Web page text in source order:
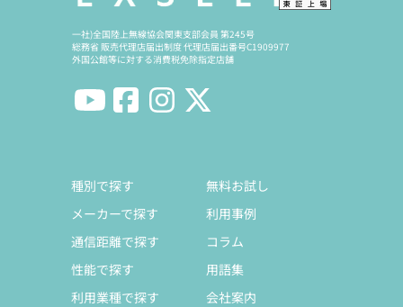
一社)全国陸上無線協会関東支部会員 第245号
総務省 販売代理店届出制度 代理店届出番号C1909977
外国公館等に対する消費税免除指定店舗
種別で探す
メーカーで探す
通信距離で探す
性能で探す
利用業種で探す
無料お試し
利用事例
コラム
用語集
会社案内